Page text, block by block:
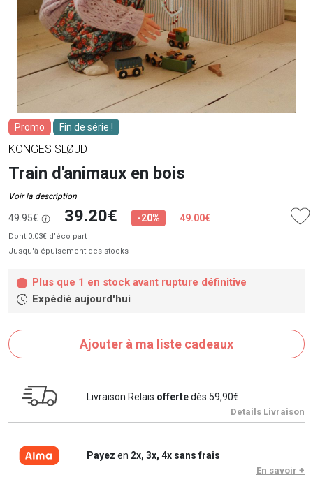
Promo Fin de série !
KONGES SLØJD
Train d'animaux en bois
Voir la description
49.95€ 39.20€ -20% 49.00€
Dont 0.03€ d’éco part
Jusqu'à épuisement des stocks
Plus que 1 en stock avant rupture définitive
Expédié aujourd'hui
Ajouter à ma liste cadeaux
Livraison Relais offertedès 59,90€
Details Livraison
Payez en 2x, 3x, 4x sans frais
En savoir +